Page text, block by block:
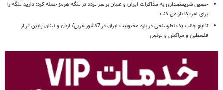
حسین شریعتمداری به مذاکرات ایران و عمان بر سر تردد در تنگه هرمز حمله کرد: دارید تنگه را
برای امریکا باز می کنید
نتایج جالب یک نظرسنجی در باره محبوبیت ایران در 7کشور عربی/ اردن و لبنان پایین تر از
فلسطین و مراکش و تونس